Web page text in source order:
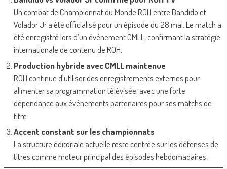
Un combat de Championnat du Monde ROH entre Bandido et
Volador Jr a été officialisé pour un épisode du 28 mai. Le match a
été enregistré lors d’un événement CMLL, confirmant la stratégie
internationale de contenu de ROH.
Production hybride avec CMLL maintenue
ROH continue d’utiliser des enregistrements externes pour
alimenter sa programmation télévisée, avec une forte
dépendance aux événements partenaires pour ses matchs de
titre.
Accent constant sur les championnats
La structure éditoriale actuelle reste centrée sur les défenses de
titres comme moteur principal des épisodes hebdomadaires.